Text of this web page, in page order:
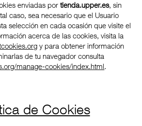
enviadas portienda.upper.es, sin
caso, sea necesario que el Usuario
selección en cada ocasión que visite el
acerca de las cookies, visita la
y para obtener información
de tu navegador consulta
manage-cookies/index.html.
de Cookies